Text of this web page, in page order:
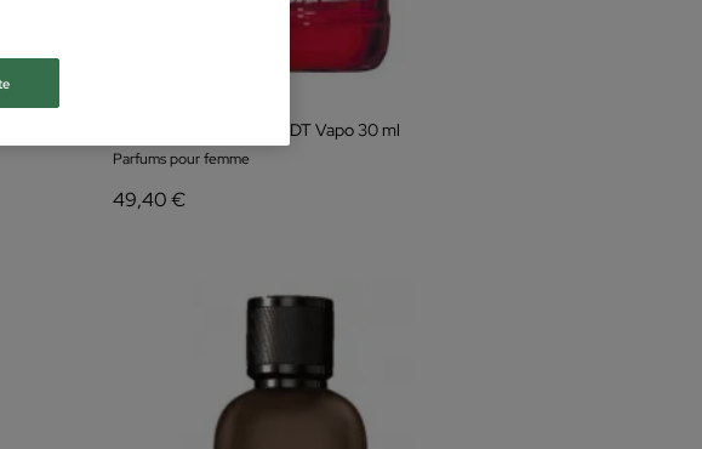
Wood Dsquared2 Red EDT Vapo 30 ml
Parfums pour femme
49,40 €